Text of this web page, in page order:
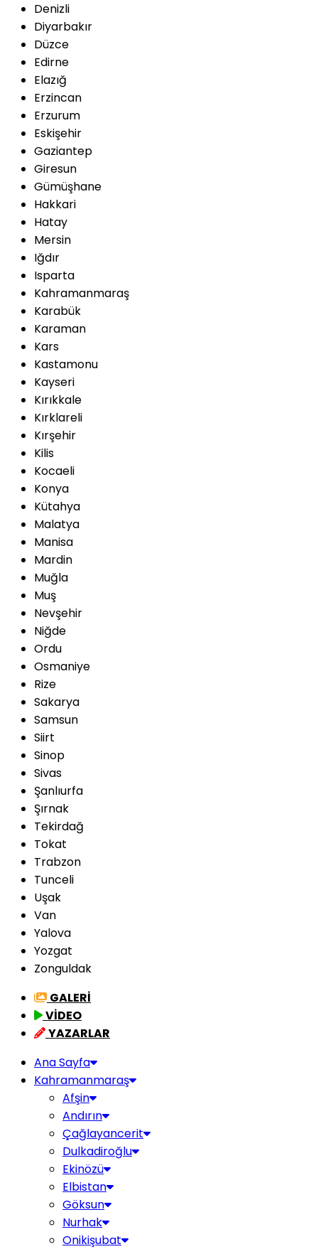
Denizli
Diyarbakır
Düzce
Edirne
Elazığ
Erzincan
Erzurum
Eskişehir
Gaziantep
Giresun
Gümüşhane
Hakkari
Hatay
Mersin
Iğdır
Isparta
Kahramanmaraş
Karabük
Karaman
Kars
Kastamonu
Kayseri
Kırıkkale
Kırklareli
Kırşehir
Kilis
Kocaeli
Konya
Kütahya
Malatya
Manisa
Mardin
Muğla
Muş
Nevşehir
Niğde
Ordu
Osmaniye
Rize
Sakarya
Samsun
Siirt
Sinop
Sivas
Şanlıurfa
Şırnak
Tekirdağ
Tokat
Trabzon
Tunceli
Uşak
Van
Yalova
Yozgat
Zonguldak
GALERİ
VİDEO
YAZARLAR
Ana Sayfa
Kahramanmaraş
Afşin
Andırın
Çağlayancerit
Dulkadiroğlu
Ekinözü
Elbistan
Göksun
Nurhak
Onikişubat